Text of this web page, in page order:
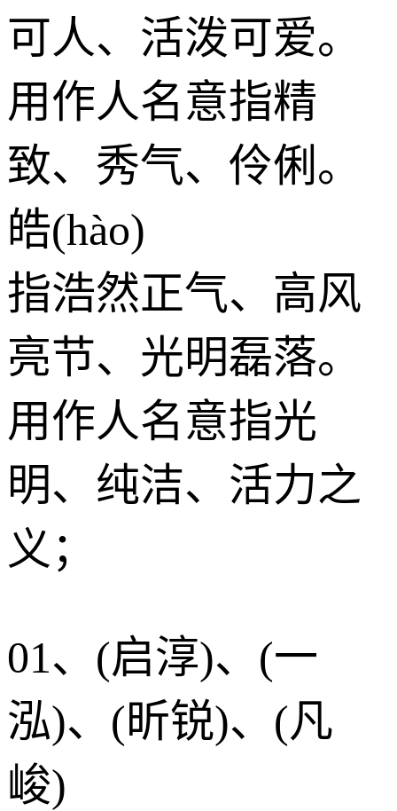
可人、活泼可爱。
用作人名意指精
致、秀气、伶俐。
皓(hào)
指浩然正气、高风
亮节、光明磊落。
用作人名意指光
明、纯洁、活力之
义；
01、(启淳)、(一
泓)、(昕锐)、(凡
峻)